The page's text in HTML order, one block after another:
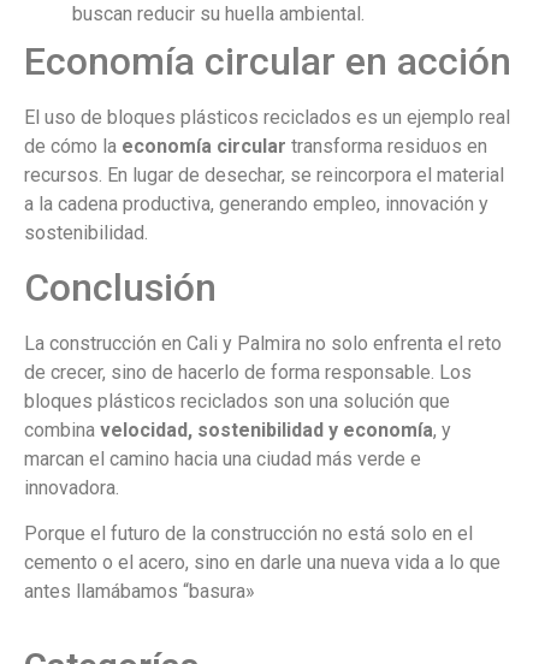
buscan reducir su huella ambiental.
Economía circular en acción
El uso de bloques plásticos reciclados es un ejemplo real
de cómo la economía circular transforma residuos en
recursos. En lugar de desechar, se reincorpora el material
a la cadena productiva, generando empleo, innovación y
sostenibilidad.
Conclusión
La construcción en Cali y Palmira no solo enfrenta el reto
de crecer, sino de hacerlo de forma responsable. Los
bloques plásticos reciclados son una solución que
combina velocidad, sostenibilidad y economía, y
marcan el camino hacia una ciudad más verde e
innovadora.
Porque el futuro de la construcción no está solo en el
cemento o el acero, sino en darle una nueva vida a lo que
antes llamábamos “basura»